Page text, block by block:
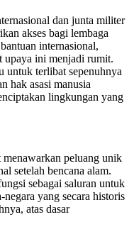
dan junta militer
akses bagi lembaga
internasional,
upaya ini menjadi rumit.
untuk terlibat sepenuhnya
hak asasi manusia
lingkungan yang
peluang unik
setelah bencana alam.
sebagai saluran untuk
yang secara historis
atas dasar